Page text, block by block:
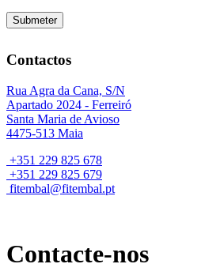
Submeter
Contactos
Rua Agra da Cana, S/N
Apartado 2024 - Ferreiró
Santa Maria de Avioso
4475-513 Maia
+351 229 825 678
+351 229 825 679
fitembal@fitembal.pt
Contacte-nos